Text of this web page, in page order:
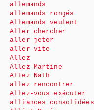
allemands
allemands rongés
Allemands veulent
Aller chercher
aller jeter
aller vite
Allez
Allez Martine
Allez Nath
allez rencontrer
Allez-vous exécuter
alliances consolidées